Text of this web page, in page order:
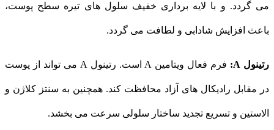
می گردد. و با لایه برداری خفیف سلول های تیره سطح پوست،
باعث افزایش شادابی و لطافت می گردد.
رتینول A: فرم فعال ویتامین A است. رتینول A می تواند از پوست
در مقابل رادیکال های آزاد محافظت کند. همچنین به سنتز کلاژن و
الاستین و تسریع تجدید ساختار سلولی سرعت می بخشد.